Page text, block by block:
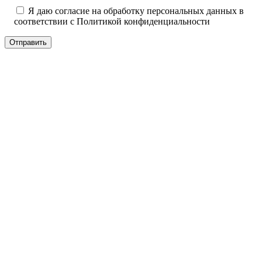
Я даю согласие на обработку персональных данных в
соответствии с Политикой конфиденциальности